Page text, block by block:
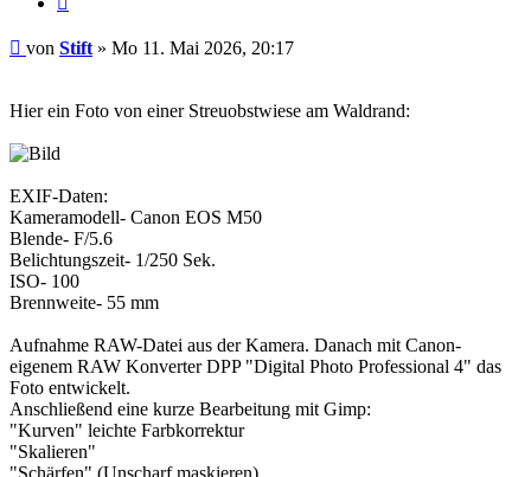
Beitrag
von Stift » Mo 11. Mai 2026, 20:17
Hier ein Foto von einer Streuobstwiese am Waldrand:
EXIF-Daten:
Kameramodell- Canon EOS M50
Blende- F/5.6
Belichtungszeit- 1/250 Sek.
ISO- 100
Brennweite- 55 mm
Aufnahme RAW-Datei aus der Kamera. Danach mit Canon-
eigenem RAW Konverter DPP "Digital Photo Professional 4" das
Foto entwickelt.
Anschließend eine kurze Bearbeitung mit Gimp:
"Kurven" leichte Farbkorrektur
"Skalieren"